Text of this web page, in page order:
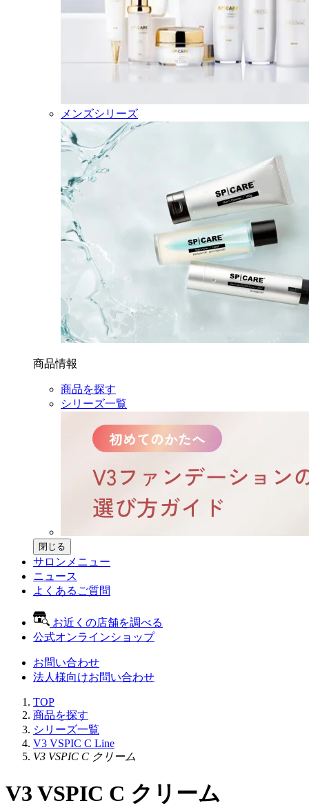
メンズシリーズ
商品情報
商品を探す
シリーズ一覧
閉じる
サロンメニュー
ニュース
よくあるご質問
お近くの店舗を調べる
公式オンラインショップ
お問い合わせ
法人様向けお問い合わせ
TOP
商品を探す
シリーズ一覧
V3 VSPIC C Line
V3 VSPIC C クリーム
V3 VSPIC C クリーム